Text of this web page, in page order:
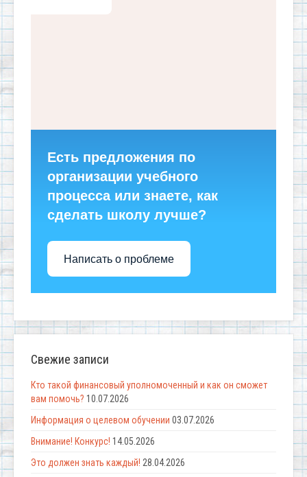
Есть предложения по
организации учебного
процесса или знаете, как
сделать школу лучше?
Написать о проблеме
Свежие записи
Кто такой финансовый уполномоченный и как он сможет
вам помочь? 10.07.2026
Информация о целевом обучении 03.07.2026
Внимание! Конкурс! 14.05.2026
Это должен знать каждый! 28.04.2026